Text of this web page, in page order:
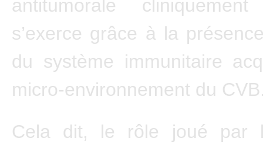
antitumorale
s’exerce grâce à la
du système immunitaire
micro-environnement du
Cela dit, le rôle joué par